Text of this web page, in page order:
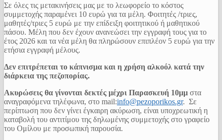
Σε όλες τις μετακινήσεις μας με το λεωφορείο το κόστος
συμμετοχής παραμένει 10 ευρώ για τα μέλη. Φοιτητές /τριες,
μαθητές/τριες 5 ευρώ με την επίδειξη φοιτητικού ή μαθητικού
πάσου. Μέλη που δεν έχουν ανανεώσει την εγγραφή τους για το
έτος 2026 και τα νέα μέλη θα πληρώσουν επιπλέον 5 ευρώ για την
ετήσια εγγραφή μέλους.
Δεν επιτρέπεται το κάπνισμα και η χρήση αλκοόλ κατά την
διάρκεια της πεζοπορίας.
Ακυρώσεις θα γίνονται δεκτές μέχρι Παρασκευή 10μμ στα
αναγραφόμενα τηλέφωνα, στο mail:info@pezoporikos.gr. Σε
περίπτωση που δεν γίνει έγκαιρη ακύρωση, είναι υποχρεωτική η
καταβολή του αντιτίμου της δηλωμένης συμμετοχής στο γραφείο
του Ομίλου με προσωπική παρουσία.